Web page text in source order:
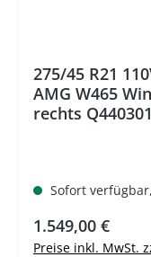
275/45 R21
AMG W465
rechts
Sofort
Regulärer Preis:
1.549,00 €
Preise inkl. MwSt.